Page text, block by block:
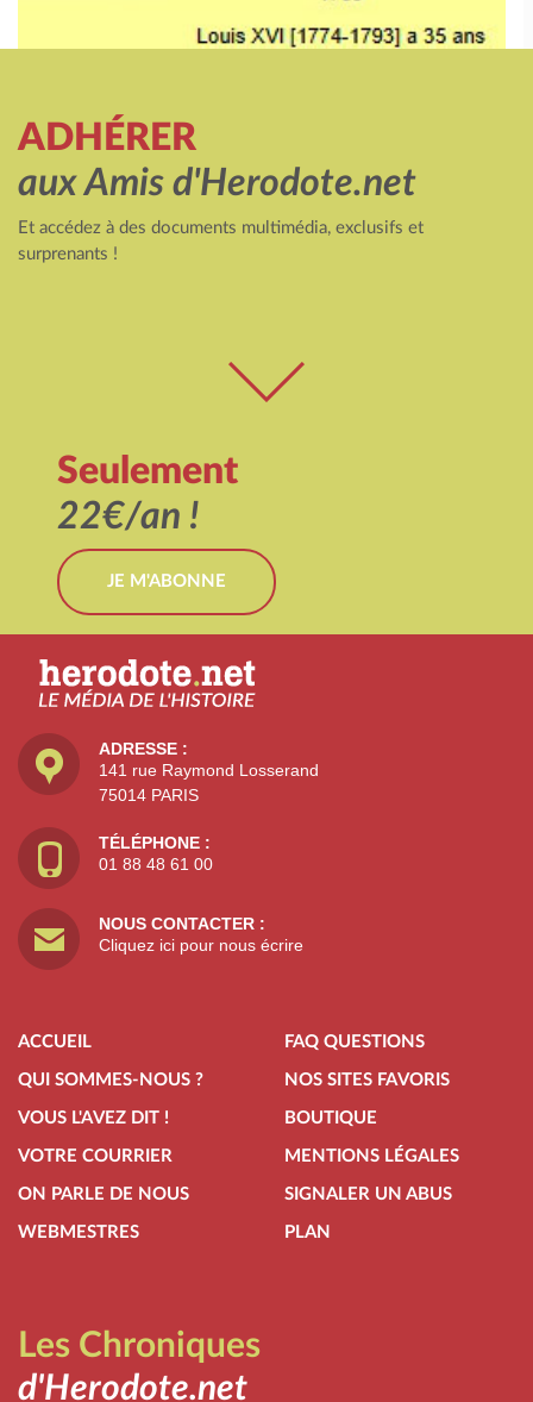
ADHÉRER
aux Amis d'Herodote.net
Et accédez à des documents multimédia, exclusifs et
surprenants !
Seulement
22€/an !
JE M'ABONNE
ADRESSE :
141 rue Raymond Losserand
75014 PARIS
TÉLÉPHONE :
01 88 48 61 00
NOUS CONTACTER :
Cliquez ici pour nous écrire
ACCUEIL
QUI SOMMES-NOUS ?
VOUS L'AVEZ DIT !
VOTRE COURRIER
ON PARLE DE NOUS
WEBMESTRES
FAQ QUESTIONS
NOS SITES FAVORIS
BOUTIQUE
MENTIONS LÉGALES
SIGNALER UN ABUS
PLAN
Les Chroniques
d'Herodote.net